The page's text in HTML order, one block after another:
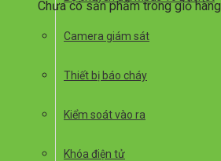
Chưa có sản phẩm trong giỏ hàng.
Camera giám sát
Thiết bị báo cháy
Kiểm soát vào ra
Khóa điện tử